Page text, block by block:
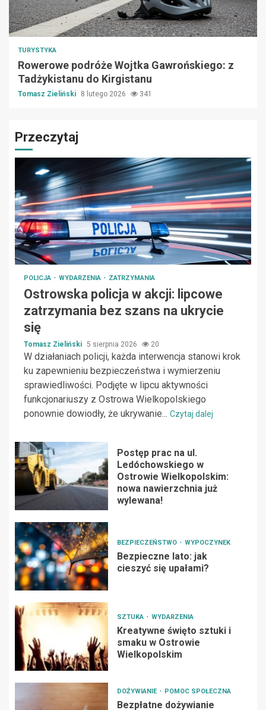
TURYSTYKA
Rowerowe podróże Wojtka Gawrońskiego: z
Tadżykistanu do Kirgistanu
Tomasz Zieliński 8 lutego 2026 341
Przeczytaj
POLICJA WYDARZENIA ZATRZYMANIA
Ostrowska policja w akcji: lipcowe
zatrzymania bez szans na ukrycie
się
Tomasz Zieliński 5 sierpnia 2026 20
W działaniach policji, każda interwencja stanowi krok
ku zapewnieniu bezpieczeństwa i wymierzeniu
sprawiedliwości. Podjęte w lipcu aktywności
funkcjonariuszy z Ostrowa Wielkopolskiego
ponownie dowiodły, że ukrywanie... Czytaj dalej
Postęp prac na ul.
Ledóchowskiego w
Ostrowie Wielkopolskim:
nowa nawierzchnia już
wylewana!
BEZPIECZEŃSTWO WYPOCZYNEK
Bezpieczne lato: jak
cieszyć się upałami?
SZTUKA WYDARZENIA
Kreatywne święto sztuki i
smaku w Ostrowie
Wielkopolskim
DOŻYWIANIE POMOC SPOŁECZNA
Bezpłatne dożywianie